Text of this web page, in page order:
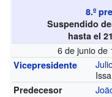
8.º
Suspendido
hasta el
6 de junio de
Vicepresidente
Predecesor